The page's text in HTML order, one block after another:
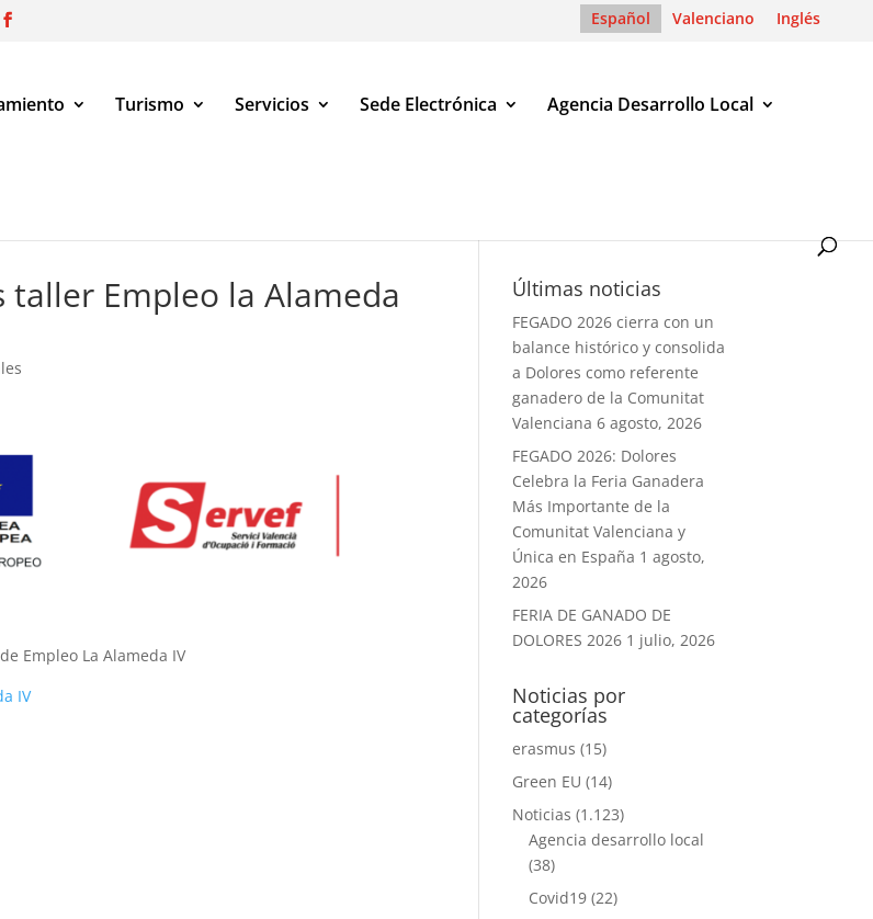
Español Valenciano Inglés
Turismo Servicios Sede Electrónica Agencia Desarrollo Local
Empleo la Alameda
Empleo La Alameda IV
IV
Últimas noticias
FEGADO 2026 cierra con un
balance histórico y consolida
a Dolores como referente
ganadero de la Comunitat
Valenciana 6 agosto, 2026
FEGADO 2026: Dolores
Celebra la Feria Ganadera
Más Importante de la
Comunitat Valenciana y
Única en España 1 agosto,
2026
FERIA DE GANADO DE
DOLORES 2026 1 julio, 2026
Noticias por
categorías
erasmus (15)
Green EU (14)
Noticias (1.123)
Agencia desarrollo local
(38)
Covid19 (22)